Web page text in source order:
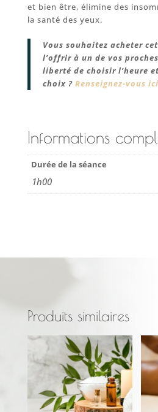
et bien être, élimine des
la santé des yeux.
Vous souhaitez acheter
l’offrir à un de vos
liberté de choisir l’heure
choix ? Renseignez-vous ici
Informations
Durée de la séance
1h00
Produits similaires